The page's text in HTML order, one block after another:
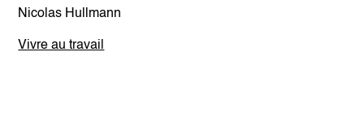
Nicolas Hullmann
Vivre au travail